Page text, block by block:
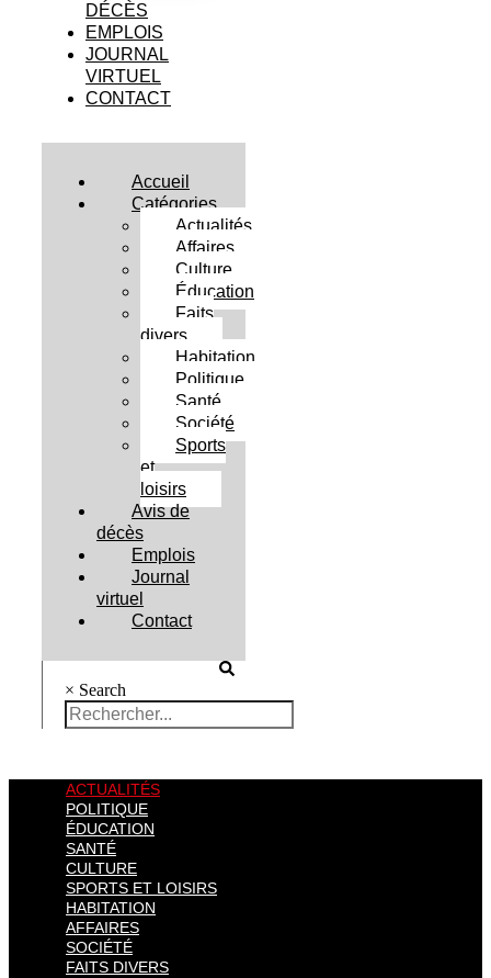
DÉCÈS
EMPLOIS
JOURNAL
VIRTUEL
CONTACT
Accueil
Catégories
Actualités
Affaires
Culture
Éducation
Faits
divers
Habitation
Politique
Santé
Société
Sports
et
loisirs
Avis de
décès
Emplois
Journal
virtuel
Contact
× Search
ACTUALITÉS
POLITIQUE
ÉDUCATION
SANTÉ
CULTURE
SPORTS ET LOISIRS
HABITATION
AFFAIRES
SOCIÉTÉ
FAITS DIVERS